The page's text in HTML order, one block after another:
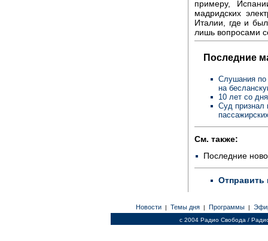
примеру,
мадридских
Италии, где и
лишь вопросами
Последние
Слушания по
на
10 лет со
Суд признал
См. также:
Последние
Отправить
Новости | Темы дня | Программы |
c 2004 Радио Свобода /